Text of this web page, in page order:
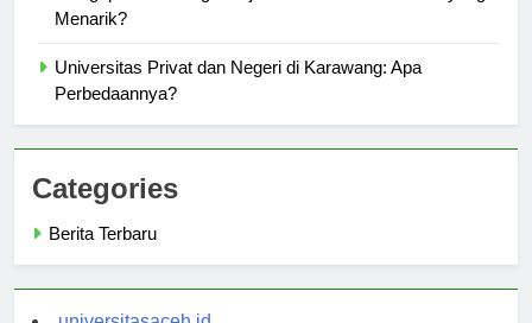
Mengapa Karawang Menjadi Destinasi Pendidikan yang
Universitas Privat dan Negeri di Karawang: Apa
Categories